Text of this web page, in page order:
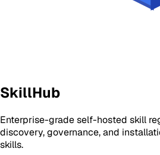
SkillHub
Enterprise-grade self-hosted skill
discovery, governance, and
skills.